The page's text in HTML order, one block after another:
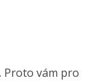
Proto vám pro